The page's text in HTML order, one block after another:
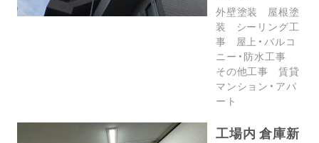
外壁塗装
屋根塗
装
シーリング工
事
屋上・バルコ
ニー・防水工事
その他工事
賃貸
マンション・アパ
ート
工場内 倉庫新